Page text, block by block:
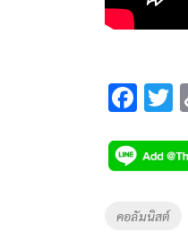
F
e
b
o
Tags
คอลัมนิสต์